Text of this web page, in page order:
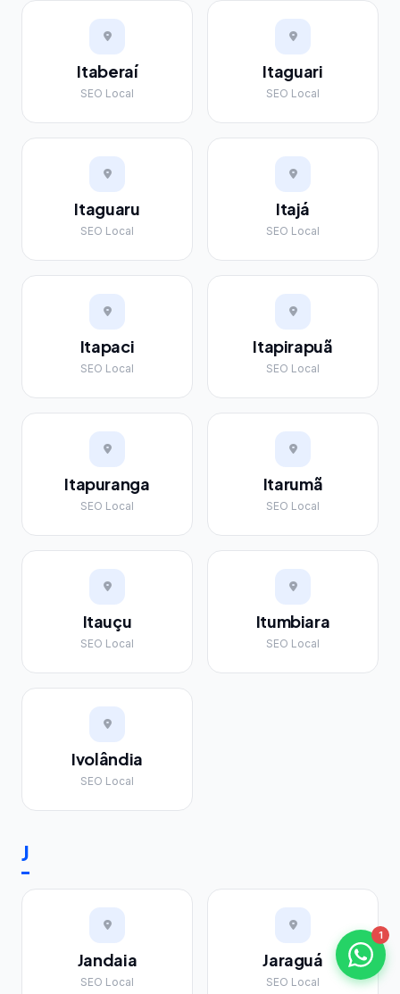
Itaberaí
SEO Local
Itaguari
SEO Local
Itaguaru
SEO Local
Itajá
SEO Local
Itapaci
SEO Local
Itapirapuã
SEO Local
Itapuranga
SEO Local
Itarumã
SEO Local
Itauçu
SEO Local
Itumbiara
SEO Local
Ivolândia
SEO Local
J
Jandaia
SEO Local
Jaraguá
SEO Local
1